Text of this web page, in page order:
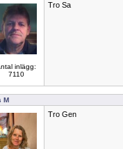
inlägg:
7110
Tro Sa
M
Tro Gen